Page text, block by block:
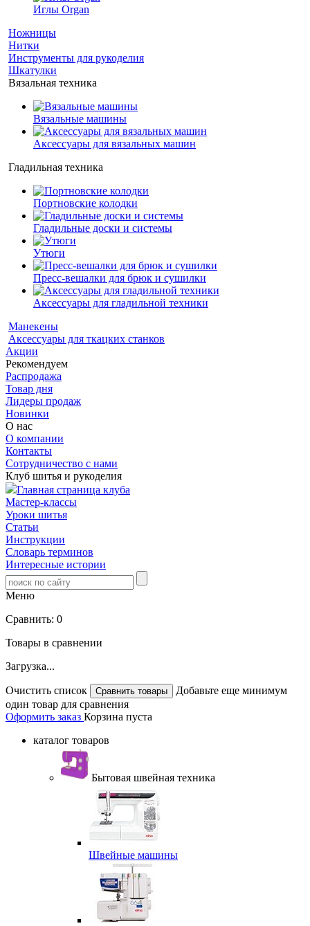
Иглы Organ
Ножницы
Нитки
Инструменты для рукоделия
Шкатулки
Вязальная техника
Вязальные машины
Аксессуары для вязальных машин
Гладильная техника
Портновские колодки
Гладильные доски и системы
Утюги
Пресс-вешалки для брюк и сушилки
Аксессуары для гладильной техники
Манекены
Аксессуары для ткацких станков
Акции
Рекомендуем
Распродажа
Товар дня
Лидеры продаж
Новинки
О нас
О компании
Контакты
Сотрудничество с нами
Клуб шитья и рукоделия
Главная страница клуба
Мастер-классы
Уроки шитья
Статьи
Инструкции
Словарь терминов
Интересные истории
Меню
Сравнить: 0
Товары в сравнении
Загрузка...
Очистить список
Добавьте еще минимум
один товар для сравнения
Оформить заказ Корзина пуста
каталог товаров
Бытовая швейная техника
Швейные машины